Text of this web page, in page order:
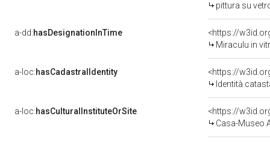
pittura su
a-dd:hasDesignationInTime
<https://
Miraculu in
a-loc:hasCadastralIdentity
<https://
Identità
a-loc:hasCulturalInstituteOrSite
<https://
Casa-Museo